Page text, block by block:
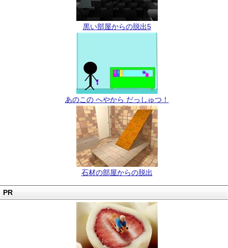
黒い部屋からの脱出5
あのこの へやから だっしゅつ！
石材の部屋からの脱出
PR